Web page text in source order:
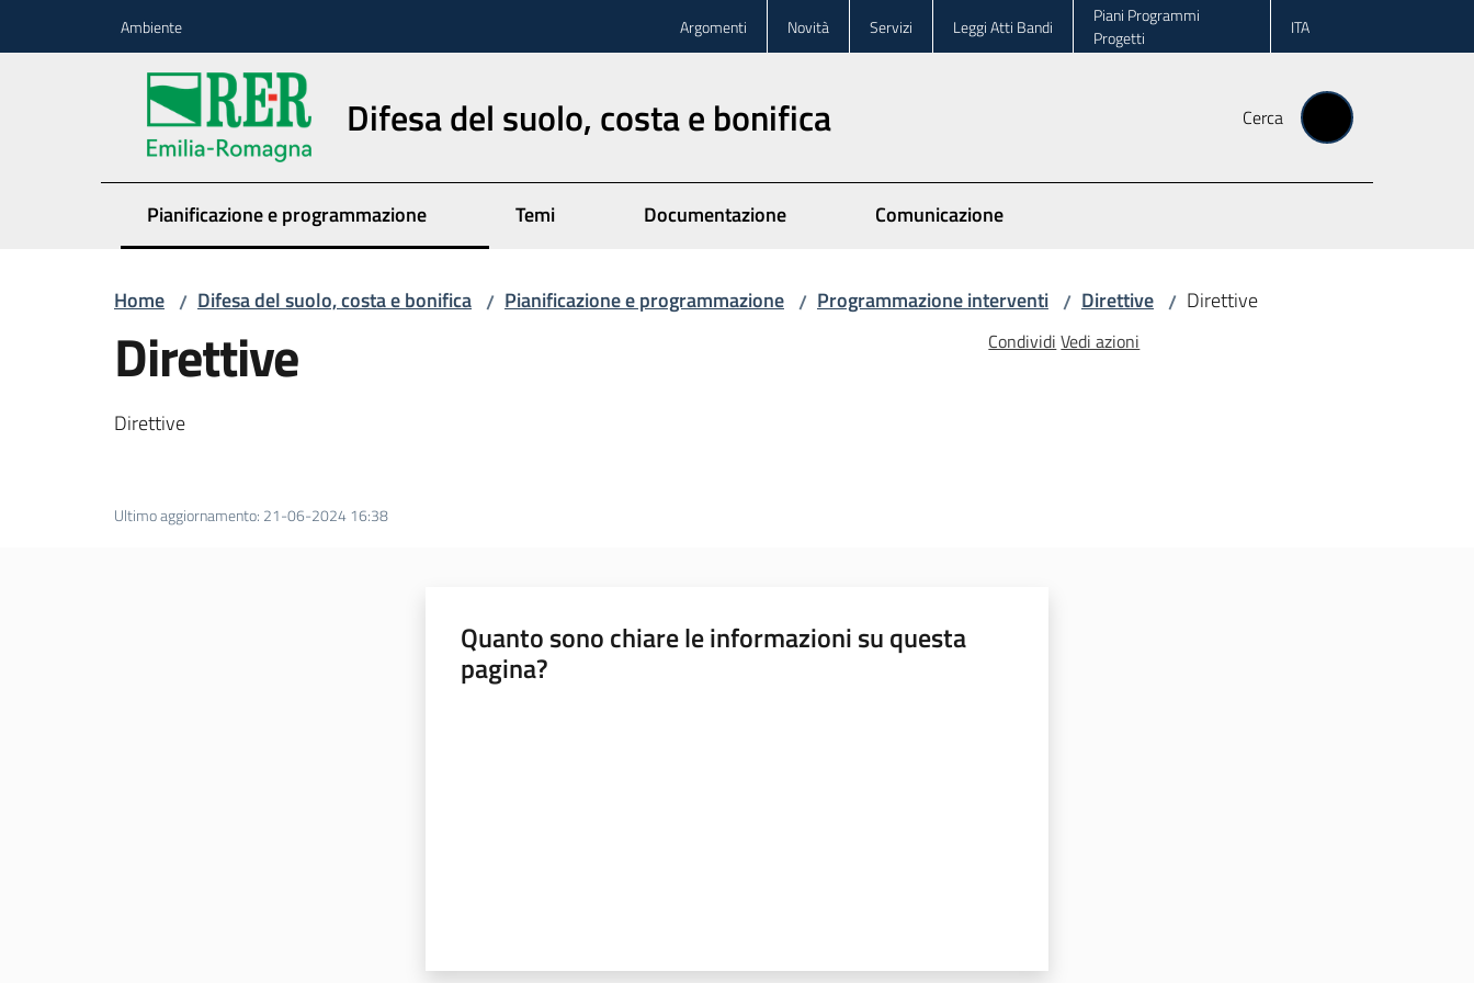
Ambiente Argomenti Novità Servizi Leggi Atti Bandi
Piani Programmi
Progetti
ITA
Difesa del suolo, costa e bonifica Cerca
Pianificazione e programmazione Temi Documentazione Comunicazione
Home / Difesa del suolo, costa e bonifica / Pianificazione e programmazione / Programmazione interventi / Direttive / Direttive
Direttive
Direttive
Condividi Vedi azioni
Ultimo aggiornamento: 21-06-2024 16:38
Quanto sono chiare le informazioni su questa
pagina?